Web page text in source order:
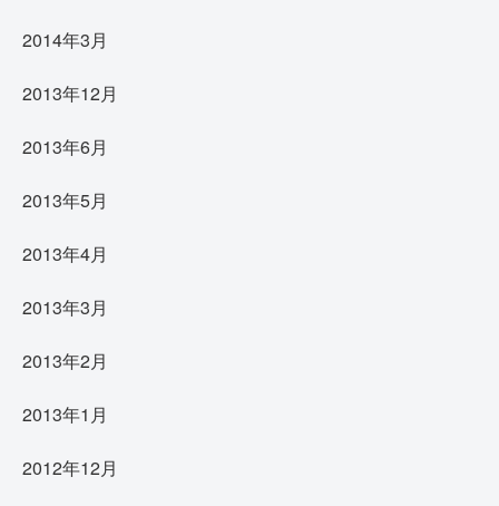
2014年3月
2013年12月
2013年6月
2013年5月
2013年4月
2013年3月
2013年2月
2013年1月
2012年12月